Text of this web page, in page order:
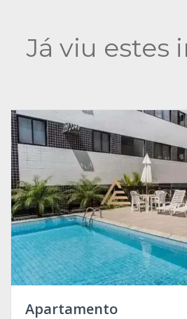
Já viu estes
Apartamento